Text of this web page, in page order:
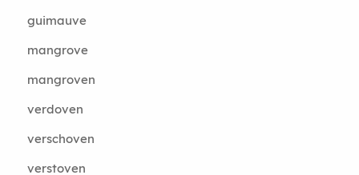
guimauve
mangrove
mangroven
verdoven
verschoven
verstoven